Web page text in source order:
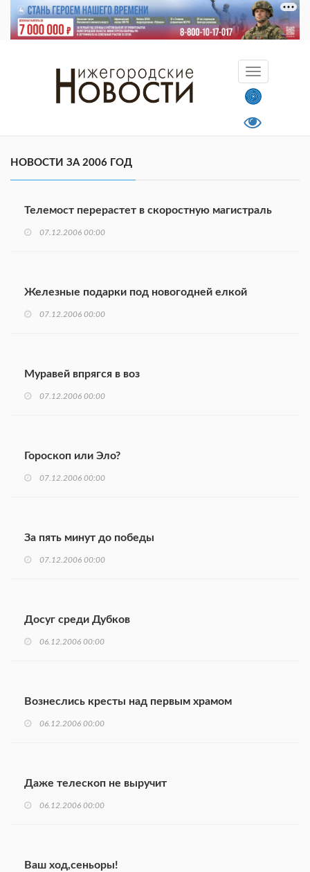
НОВОСТИ ЗА 2006 ГОД
Телемост перерастет в скоростную магистраль
07.12.2006 00:00
Железные подарки под новогодней елкой
07.12.2006 00:00
Муравей впрягся в воз
07.12.2006 00:00
Гороскоп или Эло?
07.12.2006 00:00
За пять минут до победы
07.12.2006 00:00
Досуг среди Дубков
06.12.2006 00:00
Вознеслись кресты над первым храмом
06.12.2006 00:00
Даже телескоп не выручит
06.12.2006 00:00
Ваш ход,сеньоры!